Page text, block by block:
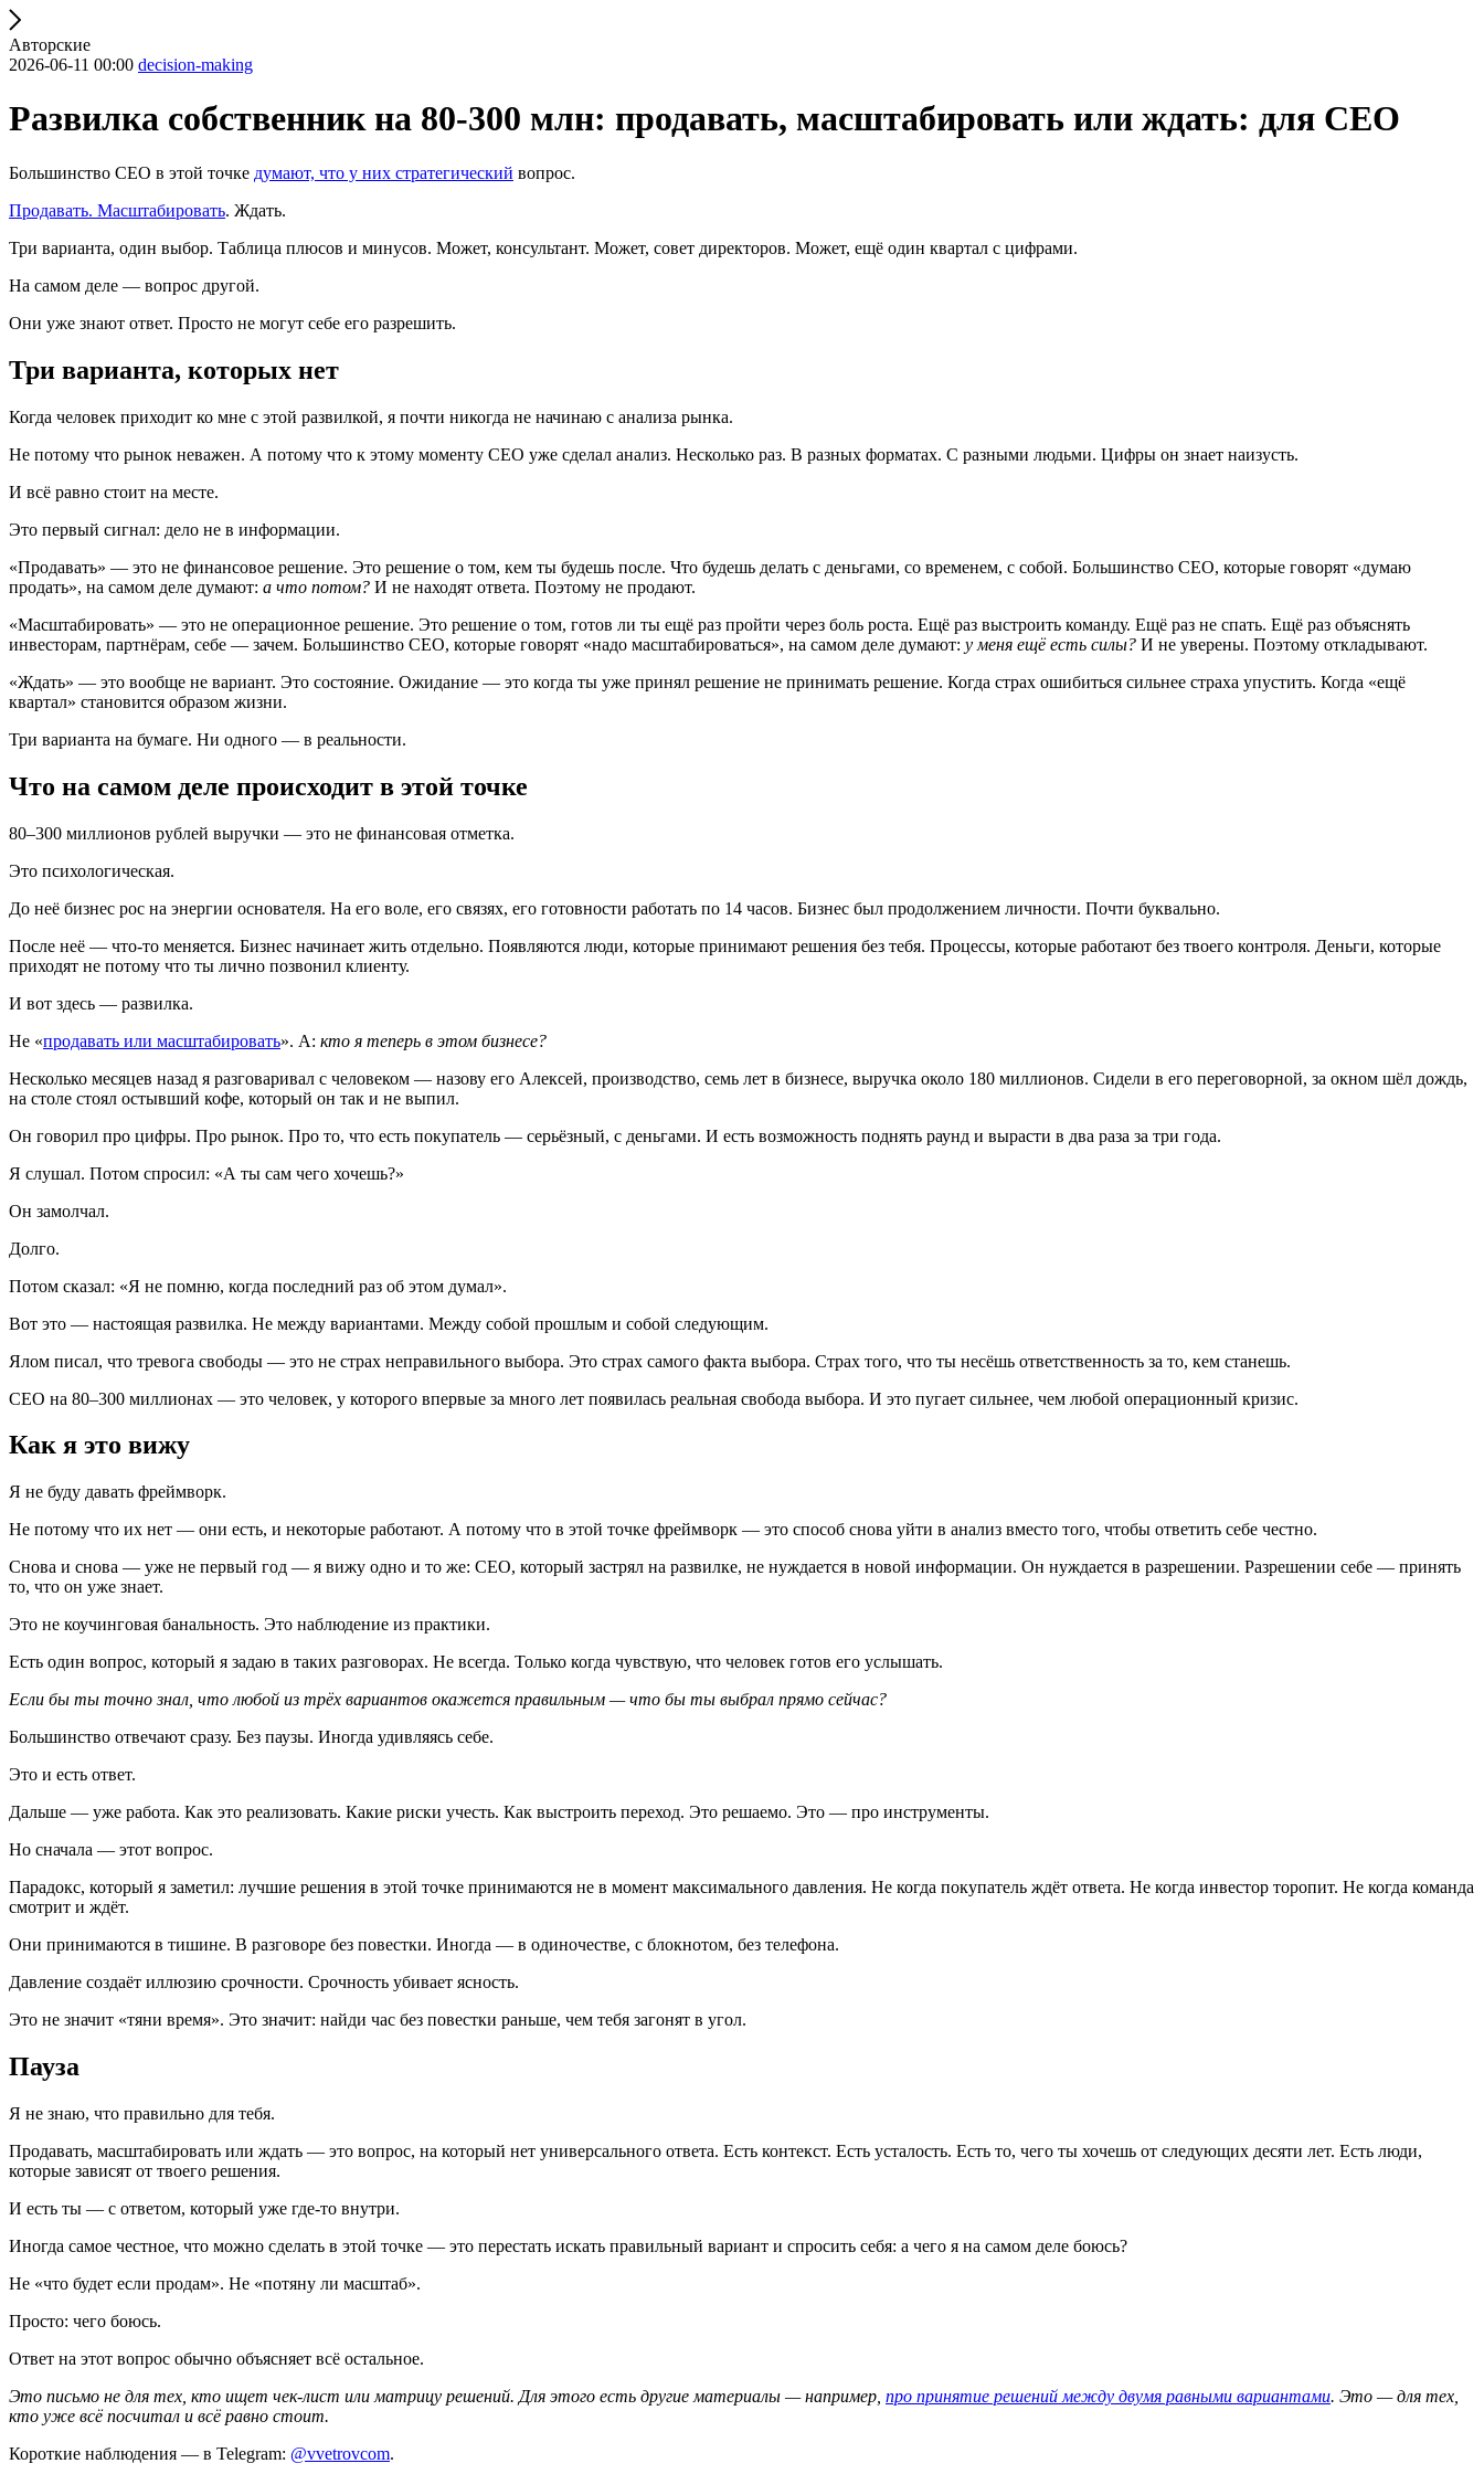
Авторские
2026-06-11 00:00 decision-making
Развилка собственник на 80-300 млн: продавать, масштабировать или ждать: для CEO
Большинство CEO в этой точке думают, что у них стратегический вопрос.
Продавать. Масштабировать. Ждать.
Три варианта, один выбор. Таблица плюсов и минусов. Может, консультант. Может, совет директоров. Может, ещё один квартал с цифрами.
На самом деле — вопрос другой.
Они уже знают ответ. Просто не могут себе его разрешить.
Три варианта, которых нет
Когда человек приходит ко мне с этой развилкой, я почти никогда не начинаю с анализа рынка.
Не потому что рынок неважен. А потому что к этому моменту CEO уже сделал анализ. Несколько раз. В разных форматах. С разными людьми. Цифры он знает наизусть.
И всё равно стоит на месте.
Это первый сигнал: дело не в информации.
«Продавать» — это не финансовое решение. Это решение о том, кем ты будешь после. Что будешь делать с деньгами, со временем, с собой. Большинство CEO, которые говорят «думаю
продать», на самом деле думают: а что потом? И не находят ответа. Поэтому не продают.
«Масштабировать» — это не операционное решение. Это решение о том, готов ли ты ещё раз пройти через боль роста. Ещё раз выстроить команду. Ещё раз не спать. Ещё раз объяснять
инвесторам, партнёрам, себе — зачем. Большинство CEO, которые говорят «надо масштабироваться», на самом деле думают: у меня ещё есть силы? И не уверены. Поэтому откладывают.
«Ждать» — это вообще не вариант. Это состояние. Ожидание — это когда ты уже принял решение не принимать решение. Когда страх ошибиться сильнее страха упустить. Когда «ещё
квартал» становится образом жизни.
Три варианта на бумаге. Ни одного — в реальности.
Что на самом деле происходит в этой точке
80–300 миллионов рублей выручки — это не финансовая отметка.
Это психологическая.
До неё бизнес рос на энергии основателя. На его воле, его связях, его готовности работать по 14 часов. Бизнес был продолжением личности. Почти буквально.
После неё — что-то меняется. Бизнес начинает жить отдельно. Появляются люди, которые принимают решения без тебя. Процессы, которые работают без твоего контроля. Деньги, которые
приходят не потому что ты лично позвонил клиенту.
И вот здесь — развилка.
Не «продавать или масштабировать». А: кто я теперь в этом бизнесе?
Несколько месяцев назад я разговаривал с человеком — назову его Алексей, производство, семь лет в бизнесе, выручка около 180 миллионов. Сидели в его переговорной, за окном шёл дождь,
на столе стоял остывший кофе, который он так и не выпил.
Он говорил про цифры. Про рынок. Про то, что есть покупатель — серьёзный, с деньгами. И есть возможность поднять раунд и вырасти в два раза за три года.
Я слушал. Потом спросил: «А ты сам чего хочешь?»
Он замолчал.
Долго.
Потом сказал: «Я не помню, когда последний раз об этом думал».
Вот это — настоящая развилка. Не между вариантами. Между собой прошлым и собой следующим.
Ялом писал, что тревога свободы — это не страх неправильного выбора. Это страх самого факта выбора. Страх того, что ты несёшь ответственность за то, кем станешь.
CEO на 80–300 миллионах — это человек, у которого впервые за много лет появилась реальная свобода выбора. И это пугает сильнее, чем любой операционный кризис.
Как я это вижу
Я не буду давать фреймворк.
Не потому что их нет — они есть, и некоторые работают. А потому что в этой точке фреймворк — это способ снова уйти в анализ вместо того, чтобы ответить себе честно.
Снова и снова — уже не первый год — я вижу одно и то же: CEO, который застрял на развилке, не нуждается в новой информации. Он нуждается в разрешении. Разрешении себе — принять
то, что он уже знает.
Это не коучинговая банальность. Это наблюдение из практики.
Есть один вопрос, который я задаю в таких разговорах. Не всегда. Только когда чувствую, что человек готов его услышать.
Если бы ты точно знал, что любой из трёх вариантов окажется правильным — что бы ты выбрал прямо сейчас?
Большинство отвечают сразу. Без паузы. Иногда удивляясь себе.
Это и есть ответ.
Дальше — уже работа. Как это реализовать. Какие риски учесть. Как выстроить переход. Это решаемо. Это — про инструменты.
Но сначала — этот вопрос.
Парадокс, который я заметил: лучшие решения в этой точке принимаются не в момент максимального давления. Не когда покупатель ждёт ответа. Не когда инвестор торопит. Не когда команда
смотрит и ждёт.
Они принимаются в тишине. В разговоре без повестки. Иногда — в одиночестве, с блокнотом, без телефона.
Давление создаёт иллюзию срочности. Срочность убивает ясность.
Это не значит «тяни время». Это значит: найди час без повестки раньше, чем тебя загонят в угол.
Пауза
Я не знаю, что правильно для тебя.
Продавать, масштабировать или ждать — это вопрос, на который нет универсального ответа. Есть контекст. Есть усталость. Есть то, чего ты хочешь от следующих десяти лет. Есть люди,
которые зависят от твоего решения.
И есть ты — с ответом, который уже где-то внутри.
Иногда самое честное, что можно сделать в этой точке — это перестать искать правильный вариант и спросить себя: а чего я на самом деле боюсь?
Не «что будет если продам». Не «потяну ли масштаб».
Просто: чего боюсь.
Ответ на этот вопрос обычно объясняет всё остальное.
Это письмо не для тех, кто ищет чек-лист или матрицу решений. Для этого есть другие материалы — например, про принятие решений между двумя равными вариантами. Это — для тех,
кто уже всё посчитал и всё равно стоит.
Короткие наблюдения — в Telegram: @vvetrovcom.